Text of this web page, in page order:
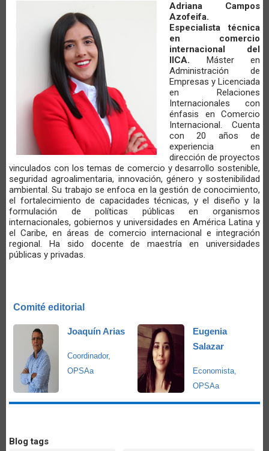
Adriana Campos
Azofeifa.
Especialista técnica
en comercio
internacional del
IICA. Máster en
Administración de
Empresas y Licenciada
en Relaciones
Internacionales con
énfasis en Comercio
Internacional. Cuenta
con 20 años de
experiencia en
dirección de proyectos
vinculados con los temas de comercio y desarrollo sostenible,
seguridad agroalimentaria, innovación, género y sostenibilidad
ambiental. Su trabajo se enfoca en la gestión de conocimiento,
el fortalecimiento de capacidades técnicas, y el diseño y la
formulación de políticas públicas en organismos
internacionales, gobiernos y universidades en América Latina y
el Caribe, en áreas de comercio internacional e integración
regional. Ha sido docente de maestría en universidades
públicas y privadas.
Comité editorial
Joaquín Arias
Coordinador,
OPSAa
Eugenia
Salazar
Economista,
OPSAa
Blog tags